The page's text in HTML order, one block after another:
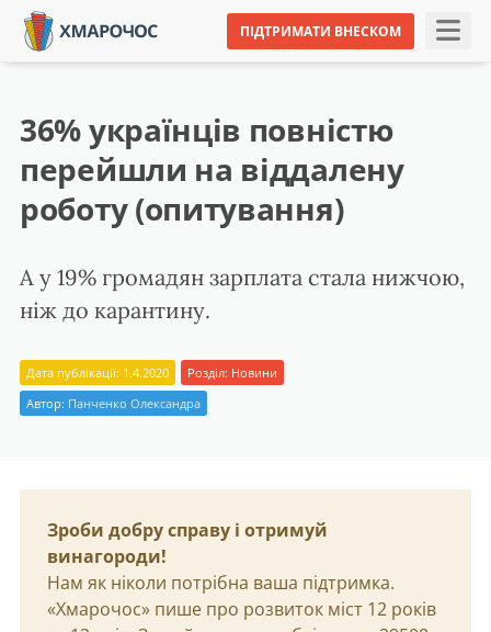
ПІДТРИМАТИ ВНЕСКОМ
36% українців повністю
перейшли на віддалену
роботу (опитування)
А у 19% громадян зарплата стала нижчою,
ніж до карантину.
Дата публікації: 1.4.2020 Розділ: Новини
Автор: Панченко Олександра
Зроби добру справу і отримуй
винагороди!
Нам як ніколи потрібна ваша підтримка.
«Хмарочос» пише про розвиток міст 12 років